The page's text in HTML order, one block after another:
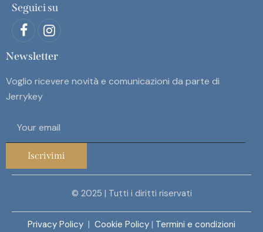
Seguici su
Newsletter
Voglio ricevere novità e comunicazioni da parte di
Jerrykey
Iscrivimi
© 2025 | Tutti i diritti riservati
Privacy Policy | Cookie Policy | Termini e condizioni